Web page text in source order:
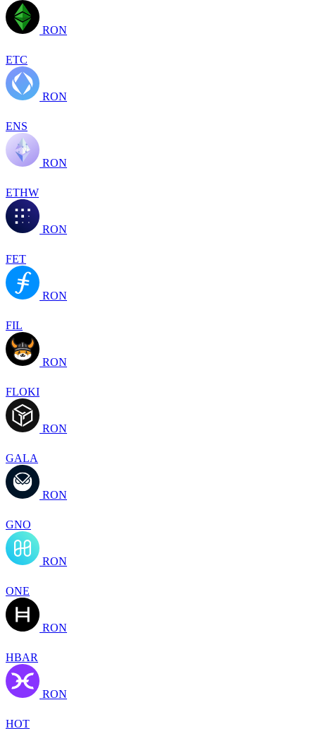
RON
ETC
RON
ENS
RON
ETHW
RON
FET
RON
FIL
RON
FLOKI
RON
GALA
RON
GNO
RON
ONE
RON
HBAR
RON
HOT